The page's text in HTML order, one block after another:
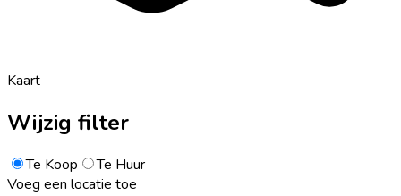
Kaart
Wijzig filter
Te Koop
Te Huur
Voeg een locatie toe